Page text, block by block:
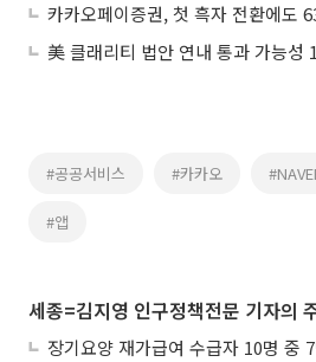
카카오페이증권, 첫 흑자 전환에도
#공공서비스 #카카오
#앱
세종=김지영 인구정책전문 기자의